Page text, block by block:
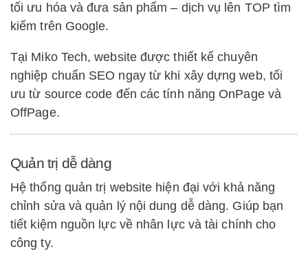
tối ưu hóa và đưa sản phẩm – dịch vụ lên TOP tìm
kiếm trên Google.
Tại Miko Tech, website được thiết kế chuyên
nghiệp chuẩn SEO ngay từ khi xây dựng web, tối
ưu từ source code đến các tính năng OnPage và
OffPage.
Quản trị dễ dàng
Hệ thống quản trị website hiện đại với khả năng
chỉnh sửa và quản lý nội dung dễ dàng. Giúp bạn
tiết kiệm nguồn lực về nhân lực và tài chính cho
công ty.